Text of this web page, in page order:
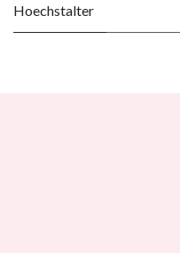
Hoechstalter